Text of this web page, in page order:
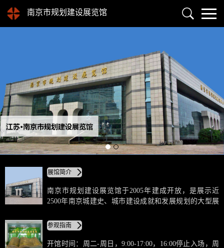
南京市规划建设展览馆
展馆简介
南京市规划建设展览馆于2005年建成开放，是展示近
2500年南京城建史、城市建设成就和发展规划的大型展
设展厅面积15500㎡。展览馆主体建筑呈长方型，巨型玻
璃幕墙配饰花岗岩拱形门，将现代美与古朴美有机的结
合在一起，具有独特的艺术风格，是我省最早获得鲁班
参观指南
开馆时间：周二-周日，9:00-17:00，16:00停止入场，周